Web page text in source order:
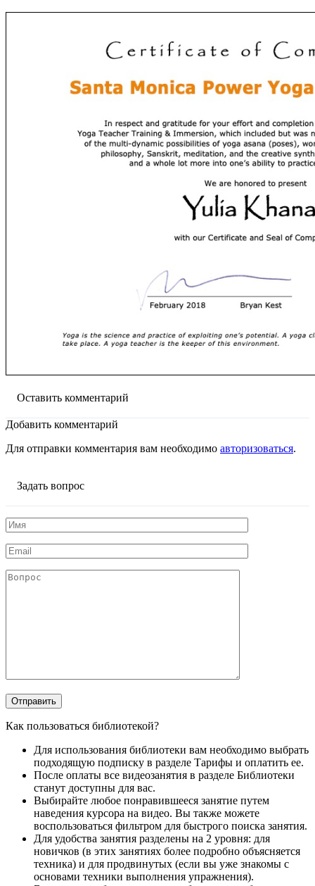
Оставить комментарий
Добавить комментарий
Для отправки комментария вам необходимо авторизоваться.
Задать вопрос
Как пользоваться библиотекой?
Для использования библиотеки вам необходимо выбрать
подходящую подписку в разделе Тарифы и оплатить ее.
После оплаты все видеозанятия в разделе Библиотеки
станут доступны для вас.
Выбирайте любое понравившееся занятие путем
наведения курсора на видео. Вы также можете
воспользоваться фильтром для быстрого поиска занятия.
Для удобства занятия разделены на 2 уровня: для
новичков (в этих занятиях более подробно объясняется
техника) и для продвинутых (если вы уже знакомы с
основами техники выполнения упражнения).